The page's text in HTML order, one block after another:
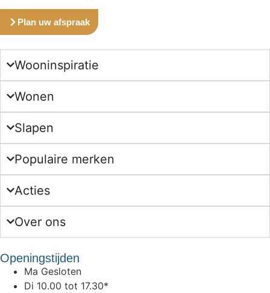
Plan uw afspraak
Wooninspiratie
Wonen
Slapen
Populaire merken
Acties
Over ons
Openingstijden
Ma Gesloten
Di 10.00 tot 17.30*